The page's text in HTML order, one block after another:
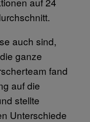
auch sind,
ganze
fand
auf die
stellte
Unterschiede